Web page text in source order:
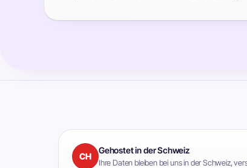
CH
Gehostet in der Schweiz
Ihre Daten bleiben bei uns in der Schweiz,